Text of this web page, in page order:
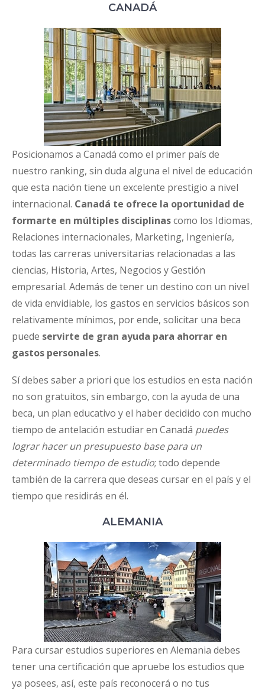
CANADÁ
Posicionamos a Canadá como el primer país de
nuestro ranking, sin duda alguna el nivel de educación
que esta nación tiene un excelente prestigio a nivel
internacional. Canadá te ofrece la oportunidad de
formarte en múltiples disciplinascomo los Idiomas,
Relaciones internacionales, Marketing, Ingeniería,
todas las carreras universitarias relacionadas a las
ciencias, Historia, Artes, Negocios y Gestión
empresarial. Además de tener un destino con un nivel
de vida envidiable, los gastos en servicios básicos son
relativamente mínimos, por ende, solicitar una beca
puede servirte de gran ayuda para ahorrar en
gastos personales.
Sí debes saber a priori que los estudios en esta nación
no son gratuitos, sin embargo, con la ayuda de una
beca, un plan educativo y el haber decidido con mucho
tiempo de antelación estudiar en Canadá puedes
lograr hacer un presupuesto base para un
determinado tiempo de estudio; todo depende
también de la carrera que deseas cursar en el país y el
tiempo que residirás en él.
ALEMANIA
Para cursar estudios superiores en Alemania debes
tener una certificación que apruebe los estudios que
ya posees, así, este país reconocerá o no tus